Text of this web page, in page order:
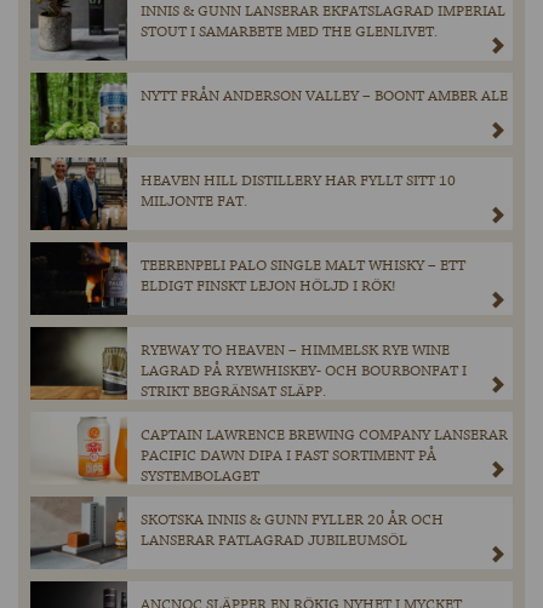
INNIS & GUNN LANSERAR EKFATSLAGRAD IMPERIAL
STOUT I SAMARBETE MED THE GLENLIVET.
NYTT FRÅN ANDERSON VALLEY – BOONT AMBER ALE
HEAVEN HILL DISTILLERY HAR FYLLT SITT 10
MILJONTE FAT.
TEERENPELI PALO SINGLE MALT WHISKY – ETT
ELDIGT FINSKT LEJON HÖLJD I RÖK!
RYEWAY TO HEAVEN – HIMMELSK RYE WINE
LAGRAD PÅ RYEWHISKEY- OCH BOURBONFAT I
STRIKT BEGRÄNSAT SLÄPP.
CAPTAIN LAWRENCE BREWING COMPANY LANSERAR
PACIFIC DAWN DIPA I FAST SORTIMENT PÅ
SYSTEMBOLAGET
SKOTSKA INNIS & GUNN FYLLER 20 ÅR OCH
LANSERAR FATLAGRAD JUBILEUMSÖL